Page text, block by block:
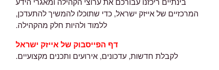
המרכזיים של אייזק ישראל, כדי שתוכלו להמשיך להתעדכן,
ללמוד ולהיות חלק מהקהילה.
דף הפייסבוק של אייזק ישראל
לקבלת חדשות, עדכונים, אירועים ותכנים מקצועיים.